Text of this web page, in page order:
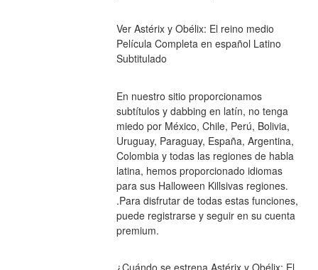
Ver Astérix y Obélix: El reino medio
Película Completa en español Latino
Subtitulado
En nuestro sitio proporcionamos
subtítulos y dabbing en latín, no tenga
miedo por México, Chile, Perú, Bolivia,
Uruguay, Paraguay, España, Argentina,
Colombia y todas las regiones de habla
latina, hemos proporcionado idiomas
para sus Halloween Killsivas regiones.
.Para disfrutar de todas estas funciones,
puede registrarse y seguir en su cuenta
premium.